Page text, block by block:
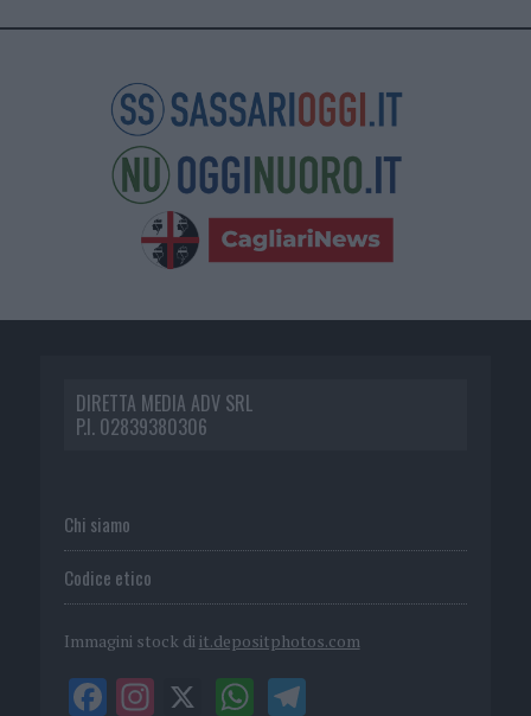
DIRETTA MEDIA ADV SRL
P.I. 02839380306
Chi siamo
Codice etico
Immagini stock di it.depositphotos.com